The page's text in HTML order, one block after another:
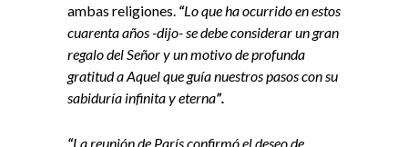
ambas religiones. “Lo que ha ocurrido en estos
cuarenta años -dijo- se debe considerar un gran
regalo del Señor y un motivo de profunda
gratitud a Aquel que guía nuestros pasos con su
sabiduría infinita y eterna”.
“La reunión de París confirmó el deseo de